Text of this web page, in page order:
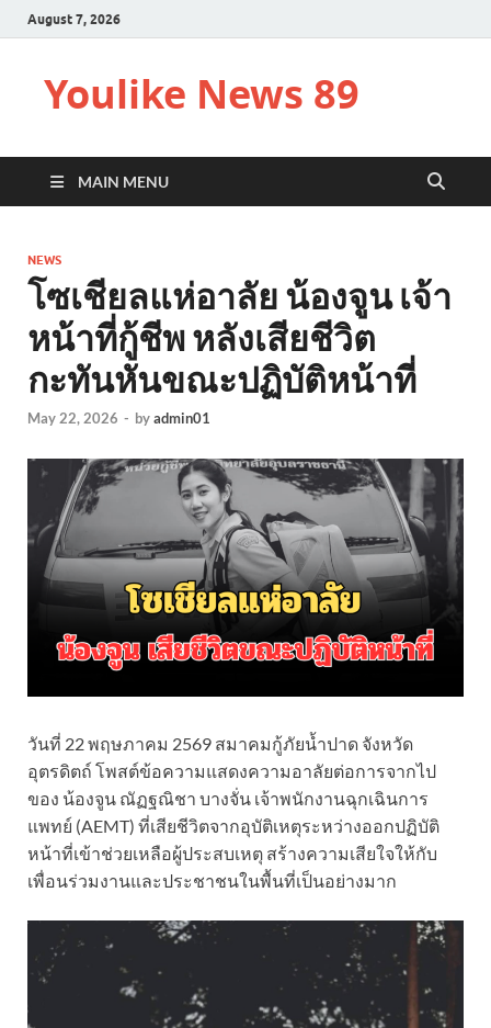
August 7, 2026
Youlike News 89
MAIN MENU
NEWS
โซเชียลแห่อาลัย น้องจูน เจ้า
หน้าที่กู้ชีพ หลังเสียชีวิต
กะทันหันขณะปฏิบัติหน้าที่
May 22, 2026 - byadmin01
วันที่ 22 พฤษภาคม 2569 สมาคมกู้ภัยน้ำปาด จังหวัด
อุตรดิตถ์ โพสต์ข้อความแสดงความอาลัยต่อการจากไป
ของ น้องจูน ณัฏฐณิชา บางจั่น เจ้าพนักงานฉุกเฉินการ
แพทย์ (AEMT) ที่เสียชีวิตจากอุบัติเหตุระหว่างออกปฏิบัติ
หน้าที่เข้าช่วยเหลือผู้ประสบเหตุ สร้างความเสียใจให้กับ
เพื่อนร่วมงานและประชาชนในพื้นที่เป็นอย่างมาก